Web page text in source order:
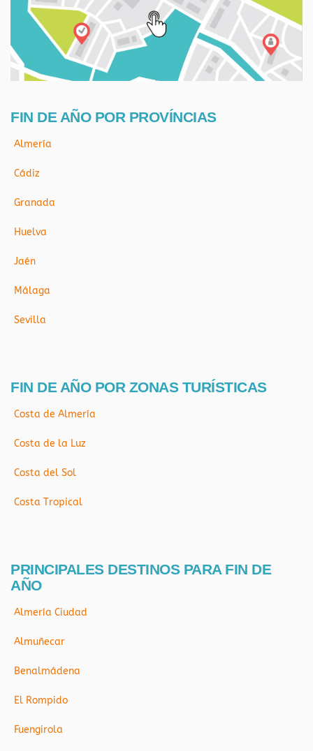
FIN DE AÑO POR PROVÍNCIAS
Almería
Cádiz
Granada
Huelva
Jaén
Málaga
Sevilla
FIN DE AÑO POR ZONAS TURÍSTICAS
Costa de Almería
Costa de la Luz
Costa del Sol
Costa Tropical
PRINCIPALES DESTINOS PARA FIN DE
AÑO
Almería Ciudad
Almuñecar
Benalmádena
El Rompido
Fuengirola